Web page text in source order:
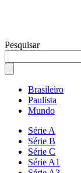
Pesquisar
Brasileiro
Paulista
Mundo
Série A
Série B
Série C
Série A1